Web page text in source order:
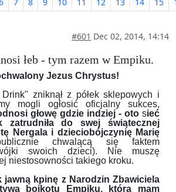
#601 Dec 02, 2014, 14:14
łeb - tym razem w Empiku.
Jezus Chrystus!
zniknął z półek sklepowych i
mogli ogłosić oficjalny sukces,
głowę gdzie indziej - oto sieć
zatrudniła do swej świątecznej
Nergala i dzieciobójczynię Marię
chwalącą się faktem
swoich dzieci). Nie muszę
niestosowności takiego kroku.
jawną kpinę z Narodzin Zbawiciela
bojkotu Empiku, którą mam